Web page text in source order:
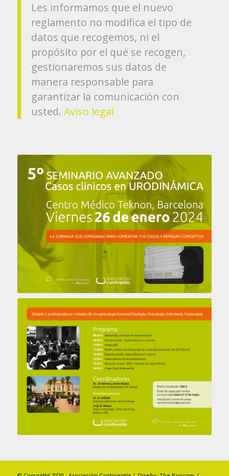
Les informamos que el nuevo
reglamento no modifica el tipo de
datos que recogemos, ni el
propósito por el que se recogen,
gestionaremos sus datos de
manera responsable para
garantizar la comunicación con
usted. Aviso legal